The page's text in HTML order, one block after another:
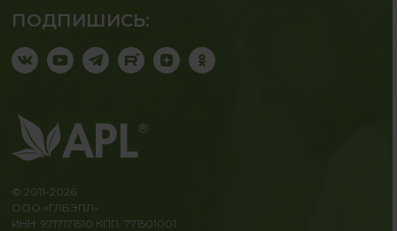
ПОДПИШИСЬ:
© 2011-2026
ООО «ГЛБЭПЛ»
ИНН: 9717171510 КПП: 771501001